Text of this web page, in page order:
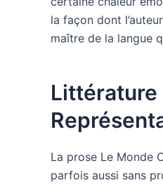
la façon dont
maître de la langue
Littérature
La prose Le Monde
parfois aussi sans